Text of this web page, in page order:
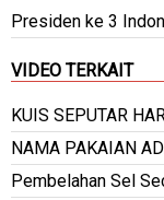
Presiden ke 3
VIDEO TERKAIT
KUIS SEPUTAR
NAMA PAKAIAN
Pembelahan Sel